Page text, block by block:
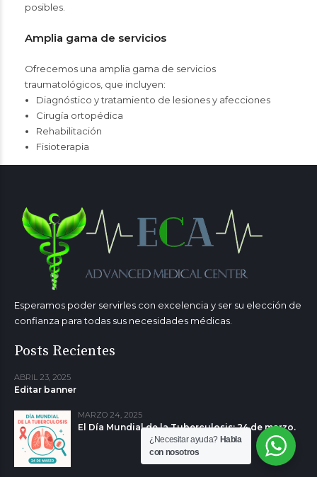
posibles.
Amplia gama de servicios
Ofrecemos una amplia gama de servicios
traumatológicos, que incluyen:
Diagnóstico y tratamiento de lesiones y afecciones
Cirugía ortopédica
Rehabilitación
Fisioterapia
Esperamos poder servirles con excelencia y ser su elección de
confianza para todas sus necesidades médicas.
Posts Recientes
ABRIL 23, 2025
Editar banner
MARZO 24, 2025
El Día Mundial de la Tuberculosis: 24 de marzo.
¿Necesitar ayuda? Habla
con nosotros